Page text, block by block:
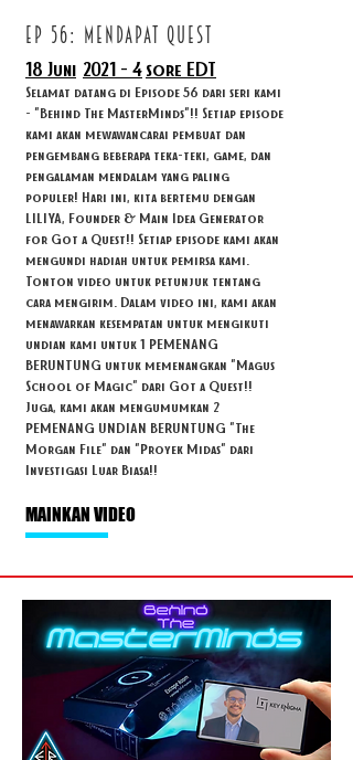
ep 56: mendapat quest
18 Juni 2021 - 4 sore EDT
Selamat datang di Episode 56 dari seri kami
- "Behind The MasterMinds"!! Setiap episode
kami akan mewawancarai pembuat dan
pengembang beberapa teka-teki, game, dan
pengalaman mendalam yang paling
populer! Hari ini, kita bertemu dengan
LILIYA, Founder & Main Idea Generator
for Got a Quest!! Setiap episode kami akan
mengundi hadiah untuk pemirsa kami.
Tonton video untuk petunjuk tentang
cara mengirim. Dalam video ini, kami akan
menawarkan kesempatan untuk mengikuti
undian kami untuk 1 PEMENANG
BERUNTUNG untuk memenangkan "Magus
School of Magic" dari Got a Quest!!
Juga, kami akan mengumumkan 2
PEMENANG UNDIAN BERUNTUNG "The
Morgan File" dan "Proyek Midas" dari
Investigasi Luar Biasa!!
MAINKAN VIDEO